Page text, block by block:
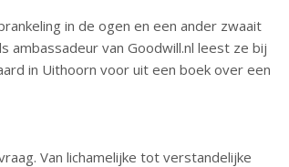
in de ogen en een ander zwaait
ambassadeur van Goodwill.nl leest ze bij
in Uithoorn voor uit een boek over een
Van lichamelijke tot verstandelijke